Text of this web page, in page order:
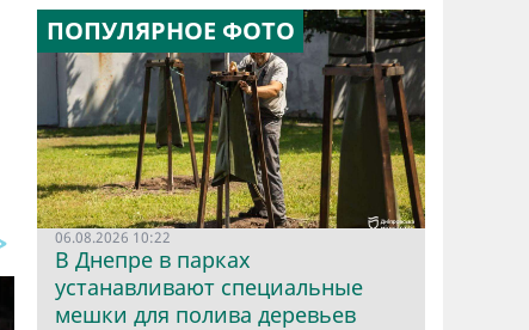
ПОПУЛЯРНОЕ ФОТО
06.08.2026 10:22
В Днепре в парках
устанавливают специальные
мешки для полива деревьев